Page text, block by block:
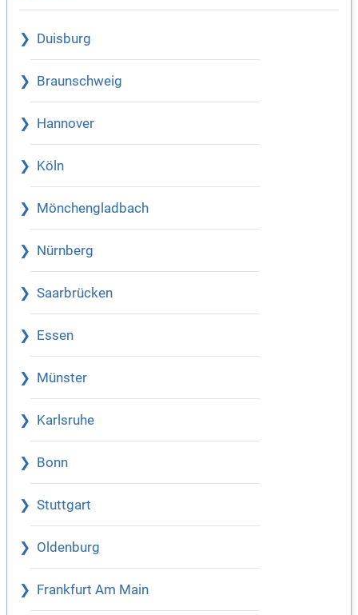
Duisburg
Braunschweig
Hannover
Köln
Mönchengladbach
Nürnberg
Saarbrücken
Essen
Münster
Karlsruhe
Bonn
Stuttgart
Oldenburg
Frankfurt Am Main